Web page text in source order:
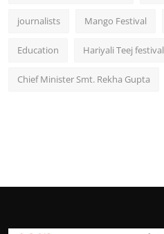
journalists Mango Festival
Education Hariyali Teej festival
Chief Minister Smt. Rekha Gupta